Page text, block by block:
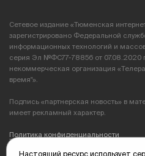
Сетевое издание «Тюменская
зарегистрировано Федеральной
информационных технологий и
серия Эл №ФС77-78856 от 07.08.2020
некоммерческая организация
время"».
Подпись «партнерская новость» в
имеет рекламный характер.
Политика конфиденциальности
Настоящий ресурс использует